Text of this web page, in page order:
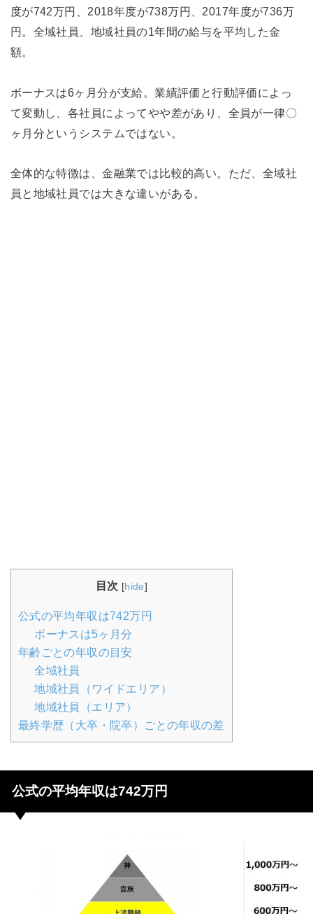
度が742万円、2018年度が738万円、2017年度が736万
円。全域社員、地域社員の1年間の給与を平均した金
額。
ボーナスは6ヶ月分が支給。業績評価と行動評価によっ
て変動し、各社員によってやや差があり、全員が一律〇
ヶ月分というシステムではない。
全体的な特徴は、金融業では比較的高い。ただ、全域社
員と地域社員では大きな違いがある。
目次 [hide]
公式の平均年収は742万円
ボーナスは5ヶ月分
年齢ごとの年収の目安
全域社員
地域社員（ワイドエリア）
地域社員（エリア）
最終学歴（大卒・院卒）ごとの年収の差
公式の平均年収は742万円